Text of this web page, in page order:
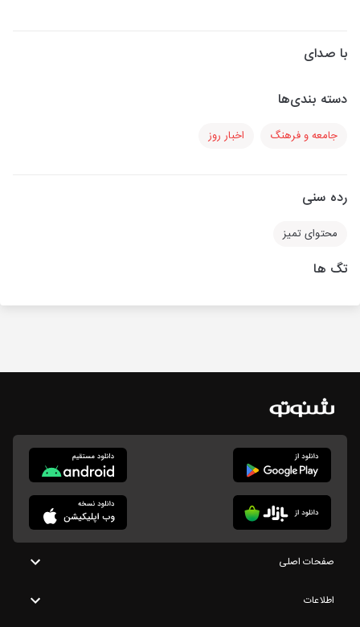
با صدای
دسته بندی‌ها
جامعه و فرهنگ اخبار روز
رده سنی
محتوای تمیز
تگ ها
صفحات اصلی
اطلاعات